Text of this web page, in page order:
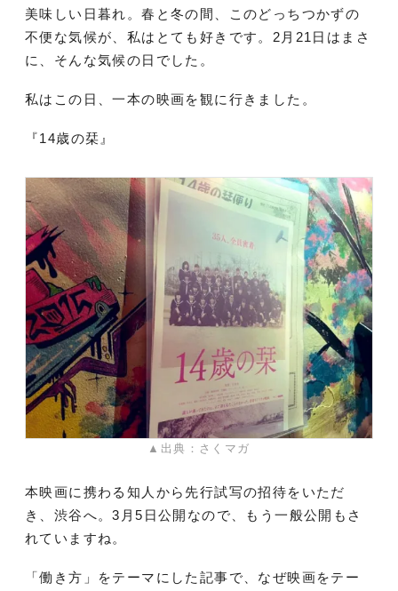
美味しい日暮れ。春と冬の間、このどっちつかずの
不便な気候が、私はとても好きです。2月21日はまさ
に、そんな気候の日でした。
私はこの日、一本の映画を観に行きました。
『14歳の栞』
▲出典：さくマガ
本映画に携わる知人から先行試写の招待をいただ
き、渋谷へ。3月5日公開なので、もう一般公開もさ
れていますね。
「働き方」をテーマにした記事で、なぜ映画をテー